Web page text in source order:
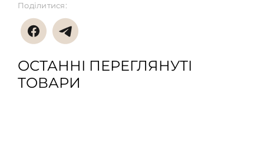
Поділитися:
ОСТАННІ ПЕРЕГЛЯНУТІ
ТОВАРИ